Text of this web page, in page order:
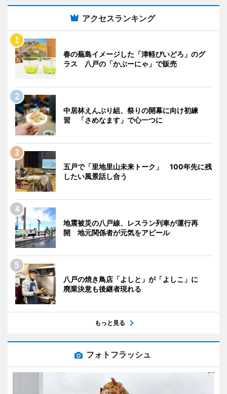
アクセスランキング
春の蕪島イメージした「津軽びいどろ」のグ
ラス 八戸の「かぶーにゃ」で販売
中居林えんぶり組、祭りの開幕に向け初練
習 「さめなます」で心一つに
五戸で「里地里山未来トーク」 100年先に残
したい風景話し合う
地震被災の八戸線、レスラン列車が運行再
開 地元関係者が元気をアピール
八戸の焼き鳥店「よしと」が「よしこ」に
廃業決意も後継者現れる
もっと見る
フォトフラッシュ